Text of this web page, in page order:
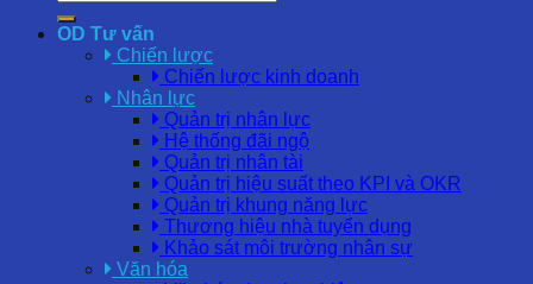
OD Tư vấn
Chiến lược
Chiến lược kinh doanh
Nhân lực
Quản trị nhân lực
Hệ thống đãi ngộ
Quản trị nhân tài
Quản trị hiệu suất theo KPI và OKR
Quản trị khung năng lực
Thương hiệu nhà tuyển dụng
Khảo sát môi trường nhân sự
Văn hóa